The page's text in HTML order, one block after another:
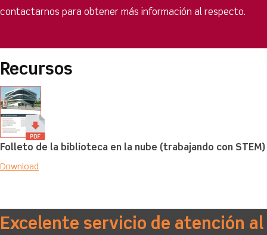
contactarnos para obtener más información al respecto.
Recursos
Folleto de la biblioteca en la nube (trabajando con STEM)
Download
Excelente servicio de atención al